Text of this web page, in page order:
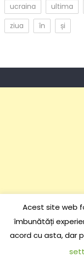
ucraina
ultima
ziua
în și
Acest site web
îmbunătăți
acord cu asta, dar